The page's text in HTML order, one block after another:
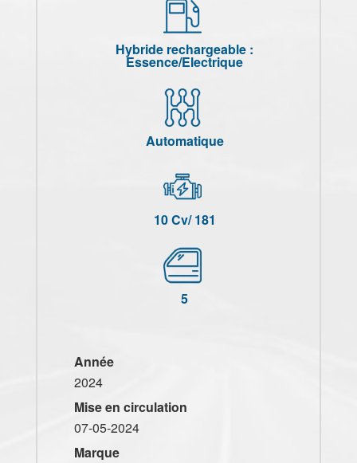
Hybride rechargeable :
Essence/Electrique
Automatique
10 Cv/ 181
5
Année
2024
Mise en circulation
07-05-2024
Marque